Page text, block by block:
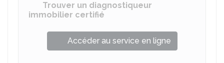
Trouver un diagnostiqueur
immobilier certifié
Accéder au service en ligne